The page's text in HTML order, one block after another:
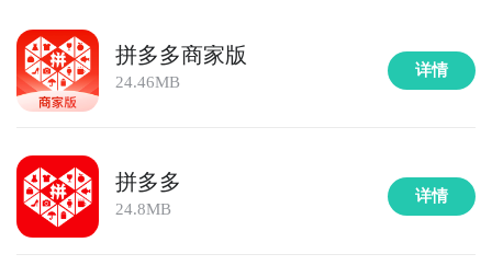
拼多多商家版
24.46MB
详情
拼多多
24.8MB
详情